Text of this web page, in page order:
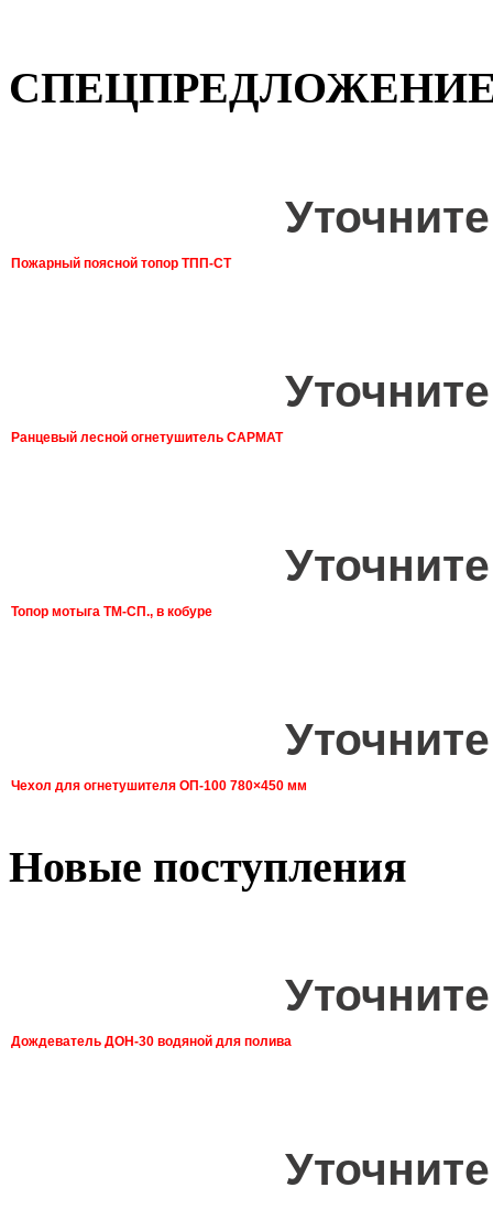
Пожарный поясной топор ТПП-СТ
Ранцевый лесной огнетушитель САРМАТ
Топор мотыга ТМ-СП., в кобуре
Чехол для огнетушителя ОП-100 780×450 мм
Новые поступления
Дождеватель ДОН-30 водяной для полива